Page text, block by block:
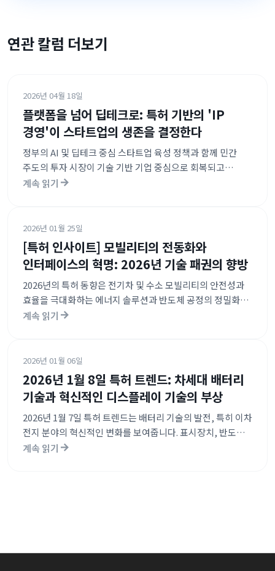
연관 칼럼 더보기
2026년 04월 18일
플랫폼을 넘어 딥테크로: 특허 기반의 'IP
경영'이 스타트업의 생존을 결정한다
정부의 AI 및 딥테크 중심 스타트업 육성 정책과 함께 민간
주도의 투자 시장이 기술 기반 기업 중심으로 회복되고
있습니다. 특히 플랫폼 서비스에서 기술 인프라로 투자의
전략적 IP 지원은 스타트업의 글로벌 진출을 위한 필수적인
안전망 역할을 하고 있습니다.
계속 읽기
2026년 01월 25일
[특허 인사이트] 모빌리티의 전동화와
인터페이스의 혁명: 2026년 기술 패권의 향방
2026년의 특허 동향은 전기차 및 수소 모빌리티의 안전성과
효율을 극대화하는 에너지 솔루션과 반도체 공정의 정밀화가
주도하고 있습니다. 특히 뇌-컴퓨터 인터페이스(BCI)와 증강
관리와 AI 최적화 기술이 제조, 물류, 농업 시스템의 디지털
전환을 가속화하고 있음을 보여줍니다.
계속 읽기
2026년 01월 06일
2026년 1월 8일 특허 트렌드: 차세대 배터리
기술과 혁신적인 디스플레이 기술의 부상
2026년 1월 7일 특허 트렌드는 배터리 기술의 발전, 특히 이차
전지 분야의 혁신적인 변화를 보여줍니다. 표시장치, 반도체
기술 관련 특허 출원도 활발하며, 새로운 조성물 개발에 대한
계속 읽기